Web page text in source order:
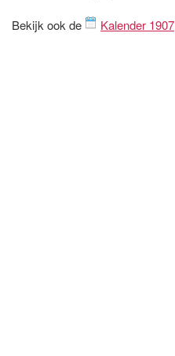
Bekijk ook de Kalender 1907